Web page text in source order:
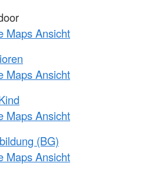
Maps Ansicht
Maps Ansicht
Maps Ansicht
(BG)
Maps Ansicht